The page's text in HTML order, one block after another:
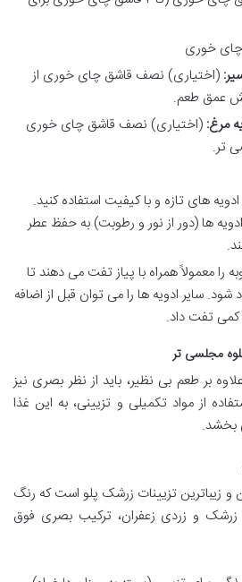
(اختیاری) نصف قاشق چای خوری از
عمق طعم.
مرغ: (اختیاری) نصف قاشق چای خوری
تر.
ادویه های تازه و با کیفیت استفاده کنید.
ها (دور از نور و رطوبت) به حفظ عطر
را معمولاً همراه با پیاز تفت می دهند تا
شود. سایر ادویه ها را می توان قبل از اضافه
کمی تفت داد.
مجلسی تر
بر طعم بی نظیر، باید از نظر بصری نیز
از مواد تکمیلی و تزیینی، به این غذا
بخشد.
و زیباترین تزیینات زرشک پلو است که رنگ
زرشک و زردی زعفران، ترکیب بصری فوق